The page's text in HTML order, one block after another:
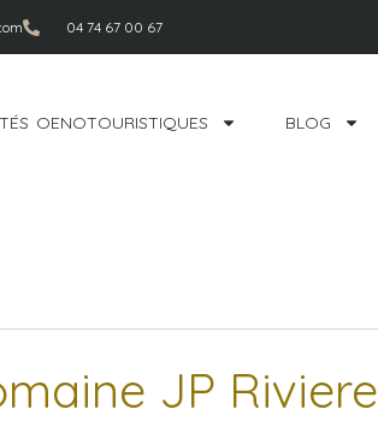
04 74 67 00 67
OENOTOURISTIQUES BLOG
JP Riviere